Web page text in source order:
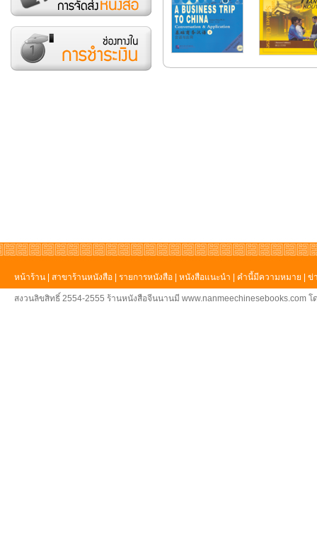
หน้าร้าน สาขาร้านหนังสือ รายการหนังสือ หนังสือแนะนำ คำนี้มีความหมาย ข่
สงวนลิขสิทธิ์ 2554-2555 ร้านหนังสือจีนนานมี www.nanmeechinesebooks.com